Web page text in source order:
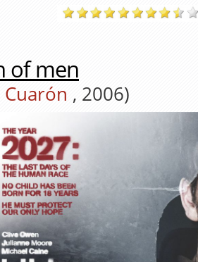
of men
, 2006)